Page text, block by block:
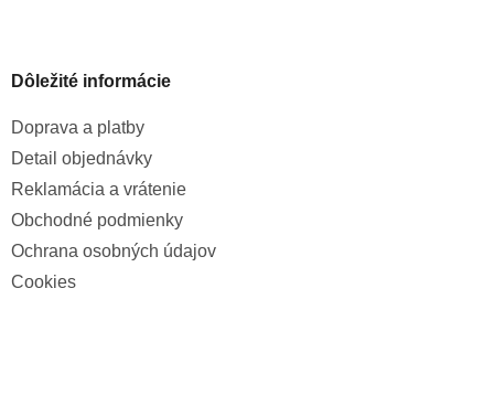
Dôležité informácie
Doprava a platby
Detail objednávky
Reklamácia a vrátenie
Obchodné podmienky
Ochrana osobných údajov
Cookies